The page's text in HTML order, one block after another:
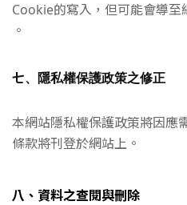
Cookie的寫入，但可能會導
。
七、隱私權保護政策之修正
本網站隱私權保護政策將因應
條款將刊登於網站上。
八、資料之查閱與刪除